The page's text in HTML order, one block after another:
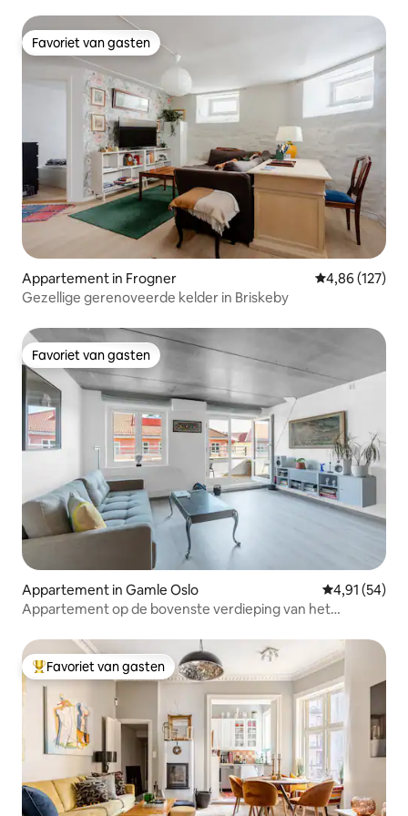
Favoriet van gasten
Favoriet van gasten
Appartement in Frogner Gemiddelde
4,86 (127)
Gezellige gerenoveerde kelder in Briskeby
Favoriet van gasten
Favoriet van gasten
Appartement in Gamle Oslo Gemiddelde
4,91 (54)
Appartement op de bovenste verdieping van het
Topfavoriet van gasten
Favoriet van gasten